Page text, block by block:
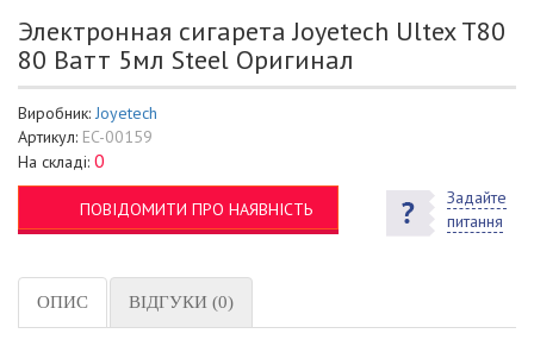
Электронная сигарета Joyetech Ultex T80
80 Ватт 5мл Steel Оригинал
Виробник: Joyetech
Артикул: EC-00159
На складі: 0
ПОВІДОМИТИ ПРО НАЯВНІСТЬ
Задайте
питання
ОПИС ВІДГУКИ (0)